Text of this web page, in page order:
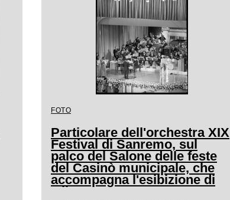
FOTO
Particolare dell'orchestra XIX
Festival di Sanremo, sul
palco del Salone delle feste
del Casinò municipale, che
accompagna l'esibizione di
Milva